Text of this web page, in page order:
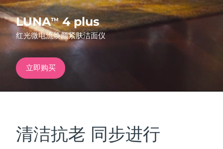
LUNATM4 plus
红光微电流焕颜紧肤洁面仪
立即购买
清洁抗老 同步进行
特别优惠 畅销产品
红光疗法
法国 预计送达日期
德国
加拿大
巴林 预计送达日期